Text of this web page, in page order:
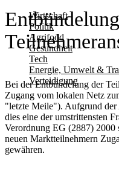
Wirtschaft
Politik
Agrifood
Gesundheit
Tech
Energie, Umwelt &
Verteidigung
Bei der Entbündelung der
Zugang vom lokalen Netz
"letzte Meile"). Aufgrund
dies eine der umstrittensten
Verordnung EG (2887) 2000
neuen Marktteilnehmern
gewähren.